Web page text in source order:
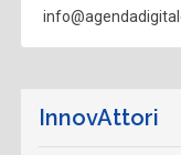
InnovAttori